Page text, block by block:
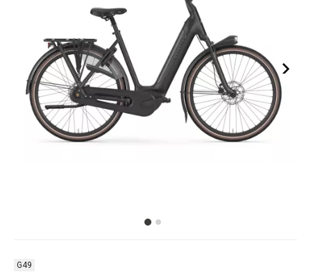
G49